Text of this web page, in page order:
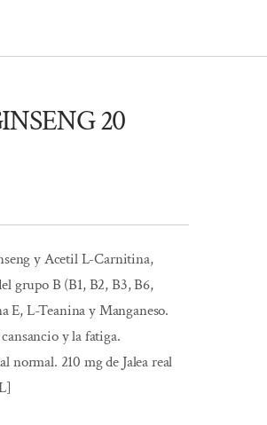
20
y Acetil L-Carnitina,
grupo B (B1, B2, B3, B6,
L-Teanina y Manganeso.
y la fatiga.
210 mg de Jalea real